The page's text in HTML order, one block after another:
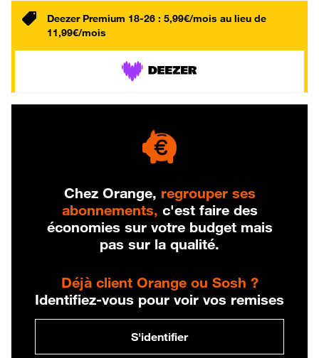
Deezer Premium 18-26 : 5,99€/mois au lieu de
11,99€/mois
Chez Orange, regrouper ses
abonnements, c'est faire des
économies sur votre budget mais
pas sur la qualité.
Déjà client Orange ou Sosh ?
Identifiez-vous pour voir vos remises
S'identifier